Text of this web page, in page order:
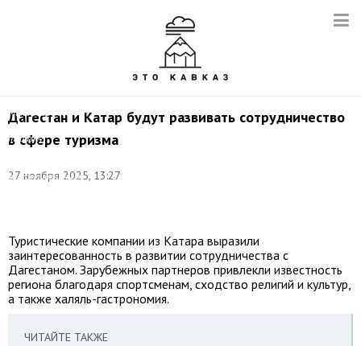
Дагестан и Катар будут развивать сотрудничество
в сфере туризма
27 ноября 2025, 13:27
Министерства
по
туризму
художественным
Туристические компании из Катара выразили
заинтересованность в развитии сотрудничества с
Дагестаном. Зарубежных партнеров привлекли известность
региона благодаря спортсменам, сходство религий и культур,
а также халяль-гастрономия.
ЧИТАЙТЕ ТАКЖЕ